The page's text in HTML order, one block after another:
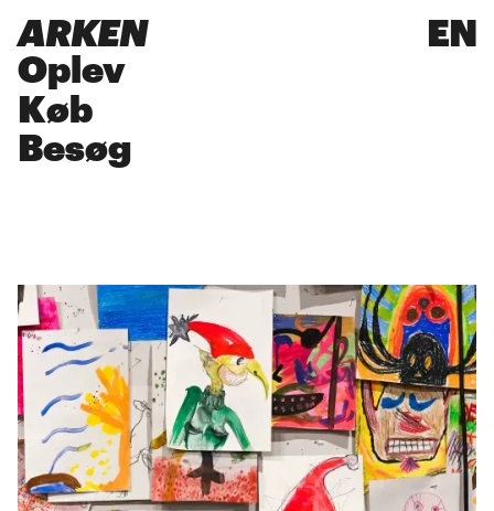
ARKEN
EN
Oplev
Køb
Besøg